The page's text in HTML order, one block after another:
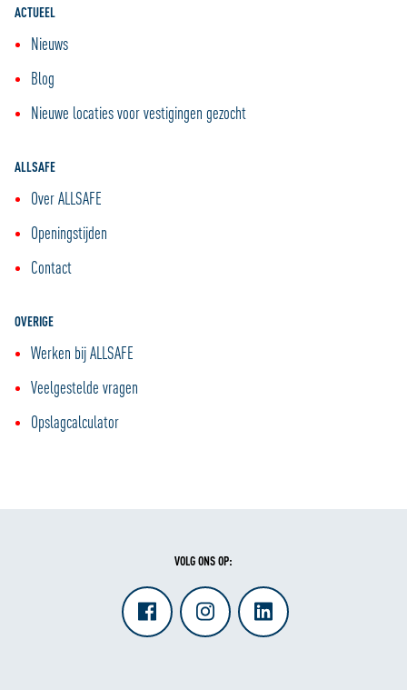
ACTUEEL
Nieuws
Blog
Nieuwe locaties voor vestigingen gezocht
ALLSAFE
Over ALLSAFE
Openingstijden
Contact
OVERIGE
Werken bij ALLSAFE
Veelgestelde vragen
Opslagcalculator
VOLG ONS OP: